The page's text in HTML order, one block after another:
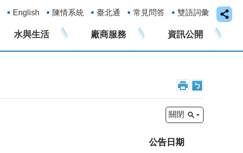
English 陳情系統 臺北通 常見問答 雙語詞彙
水與生活 廠商服務 資訊公開
關閉
公告日期